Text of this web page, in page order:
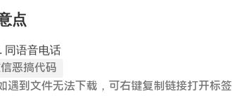
点
同语音电话
恶搞代码
遇到文件无法下载，可右键复制链接打开标签